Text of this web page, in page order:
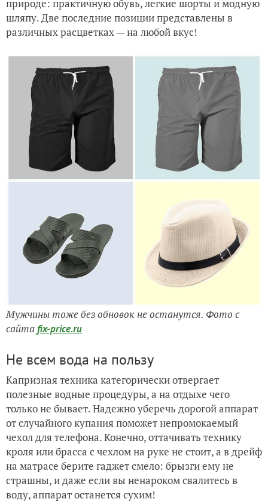
природе: практичную обувь, легкие шорты и модную
шляпу. Две последние позиции представлены в
различных расцветках — на любой вкус!
Мужчины тоже без обновок не останутся. Фото с
сайта fix-price.ru
Не всем вода на пользу
Капризная техника категорически отвергает
полезные водные процедуры, а на отдыхе чего
только не бывает. Надежно уберечь дорогой аппарат
от случайного купания поможет непромокаемый
чехол для телефона. Конечно, оттачивать технику
кроля или брасса с чехлом на руке не стоит, а в дрейф
на матрасе берите гаджет смело: брызги ему не
страшны, и даже если вы ненароком свалитесь в
воду, аппарат останется сухим!